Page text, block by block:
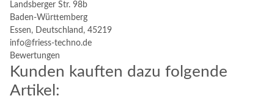
Landsberger Str. 98b
Baden-Württemberg
Essen, Deutschland, 45219
info@friess-techno.de
Bewertungen
Kunden kauften dazu folgende
Artikel: